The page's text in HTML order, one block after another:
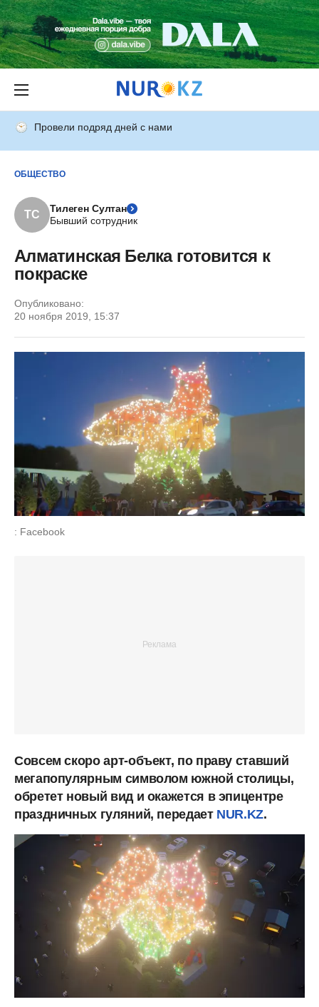
Провели подряд дней с нами
ОБЩЕСТВО
ТС
Тилеген Султан
Бывший сотрудник
Алматинская Белка готовится к
покраске
Опубликовано:
20 ноября 2019, 15:37
: Facebook
Совсем скоро арт-объект, по праву ставший
мегапопулярным символом южной столицы,
обретет новый вид и окажется в эпицентре
праздничных гуляний, передает NUR.KZ.